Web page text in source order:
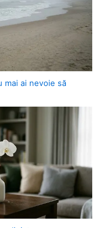
mai ai nevoie să